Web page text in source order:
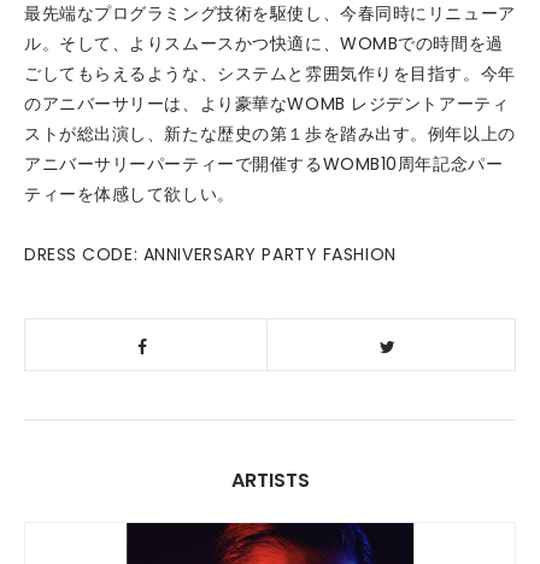
最先端なプログラミング技術を駆使し、今春同時にリニューア
ル。そして、よりスムースかつ快適に、WOMBでの時間を過
ごしてもらえるような、システムと雰囲気作りを目指す。今年
のアニバーサリーは、より豪華なWOMB レジデントアーティ
ストが総出演し、新たな歴史の第１歩を踏み出す。例年以上の
アニバーサリーパーティーで開催するWOMB10周年記念パー
ティーを体感して欲しい。
DRESS CODE: ANNIVERSARY PARTY FASHION
ARTISTS